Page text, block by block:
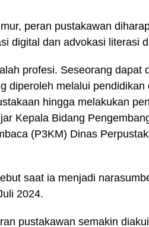
peran pustakawan
digital dan advokasi literasi
profesi. Seseorang
diperoleh melalui
hingga melakukan
Kepala Bidang
(P3KM) Dinas
saat ia menjadi
2024.
pustakawan semakin